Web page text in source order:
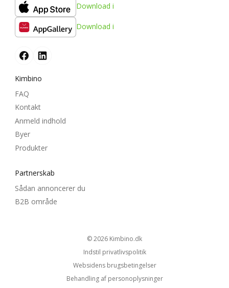
Download i
Download i
Kimbino
FAQ
Kontakt
Anmeld indhold
Byer
Produkter
Partnerskab
Sådan annoncerer du
B2B område
© 2026
kimbino.dk
Indstil privatlivspolitik
Websidens brugsbetingelser
Behandling af personoplysninger